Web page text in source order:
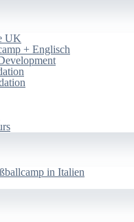
UK
+ Englisch
in Italien